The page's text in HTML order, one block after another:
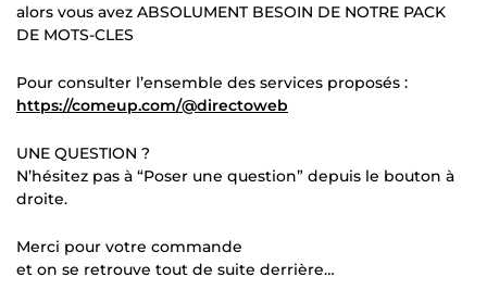
alors vous avez ABSOLUMENT BESOIN DE NOTRE PACK
DE MOTS-CLES
Pour consulter l’ensemble des services proposés :
https://comeup.com/@directoweb
UNE QUESTION ?
N’hésitez pas à “Poser une question” depuis le bouton à
droite.
Merci pour votre commande
et on se retrouve tout de suite derrière…